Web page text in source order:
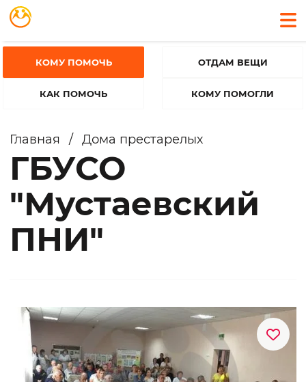
КОМУ ПОМОЧЬ
КАК ПОМОЧЬ
ОТДАМ ВЕЩИ
КОМУ ПОМОГЛИ
Главная / Дома престарелых
ГБУСО
"Мустаевский
ПНИ"